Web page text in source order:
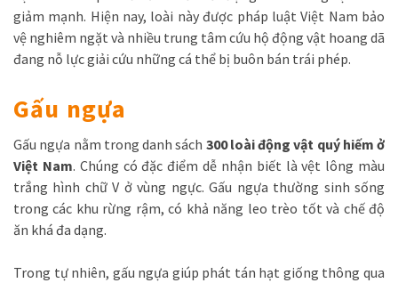
giảm mạnh. Hiện nay, loài này được pháp luật Việt Nam bảo
vệ nghiêm ngặt và nhiều trung tâm cứu hộ động vật hoang dã
đang nỗ lực giải cứu những cá thể bị buôn bán trái phép.
Gấu ngựa
Gấu ngựa nằm trong danh sách 300 loài động vật quý hiếm ở
Việt Nam. Chúng có đặc điểm dễ nhận biết là vệt lông màu
trắng hình chữ V ở vùng ngực. Gấu ngựa thường sinh sống
trong các khu rừng rậm, có khả năng leo trèo tốt và chế độ
ăn khá đa dạng.
Trong tự nhiên, gấu ngựa giúp phát tán hạt giống thông qua